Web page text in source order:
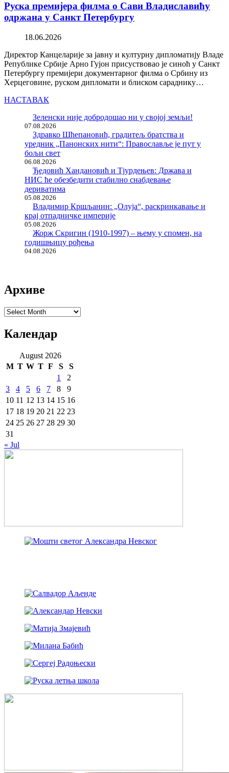
Руска премијера филма о Сави Владиславићу
одржана у Санкт Петербургу
18.06.2026
Директор Канцеларије за јавну и културну дипломатију Владе
Републике Србије Арно Гујон присуствовао је синоћ у Санкт
Петербургу премијери документарног филма о Србину из
Херцеговине, руском дипломати и блиском сараднику…
НАСТАВАК
Зеленски није добродошао ни у својој земљи!
07.08.2026
Здравко Шћепановић, градитељ братства и
уредник „Панонских нити“: Православље је пут у
бољи свет
06.08.2026
Ђедовић Хандановић и Тјурдењев: Држава и
НИС ће обезбедити стабилно снабдевање
дериватима
05.08.2026
Владимир Кршљанин: „Олуја“, раскринкавање и
крај отпадничке империје
05.08.2026
Жорж Скригин (1910-1997) – њему у спомен, на
годишњицу рођења
04.08.2026
Архиве
Архиве
Календар
August 2026
M T W T F S
S
1
2
3
4 5 6 7 8
9
10 11 12 13 14 15 16
17 18 19 20 21 22 23
24 25 26 27 28 29 30
31
« Jul